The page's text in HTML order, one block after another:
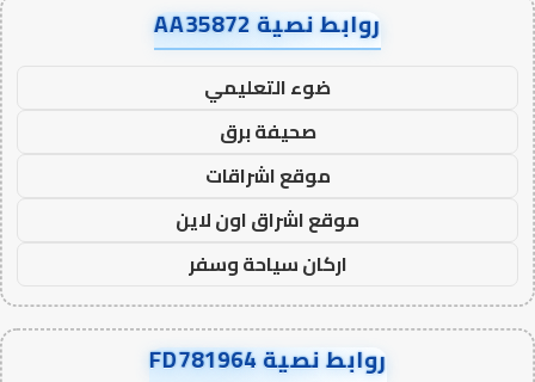
روابط نصية AA35872
ضوء التعليمي
صحيفة برق
موقع اشراقات
موقع اشراق اون لاين
اركان سياحة وسفر
روابط نصية FD781964